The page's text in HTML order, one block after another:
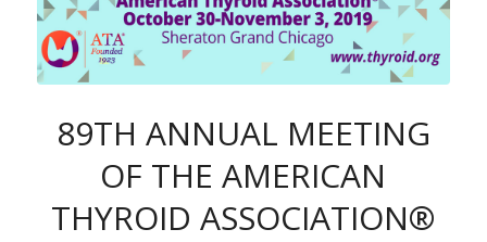
89TH ANNUAL MEETING
OF THE AMERICAN
THYROID ASSOCIATION®